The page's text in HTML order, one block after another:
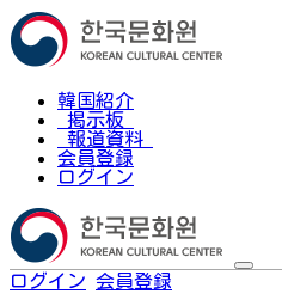
韓国紹介
掲示板
報道資料
会員登録
ログイン
ログイン 会員登録